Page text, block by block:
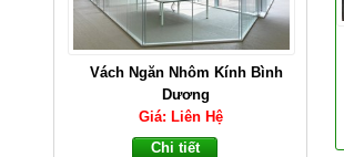
Vách Ngăn Nhôm Kính Bình
Dương
Giá: Liên Hệ
Chi tiết